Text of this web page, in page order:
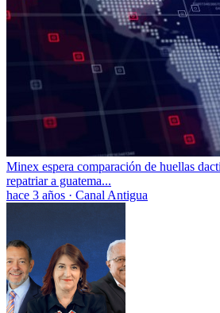
Minex espera comparación de huellas
repatriar a guatema...
hace 3 años · Canal Antigua